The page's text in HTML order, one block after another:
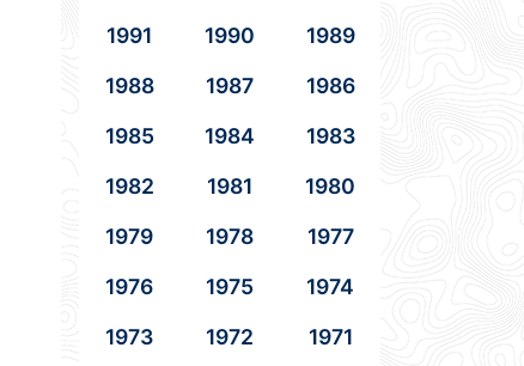
1991
1990
1989
1988
1987
1986
1985
1984
1983
1982
1981
1980
1979
1978
1977
1976
1975
1974
1973
1972
1971